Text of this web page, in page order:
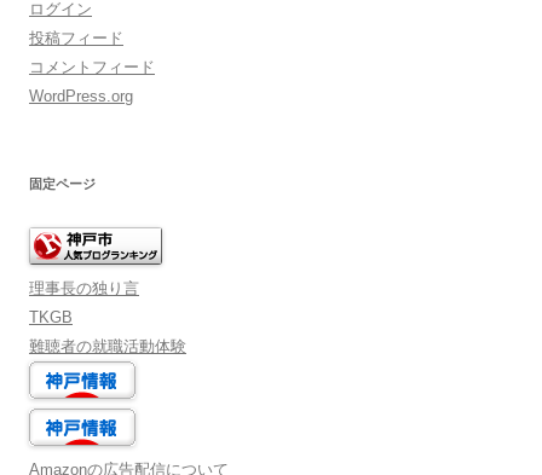
ログイン
投稿フィード
コメントフィード
WordPress.org
固定ページ
理事長の独り言
TKGB
難聴者の就職活動体験
Amazonの広告配信について